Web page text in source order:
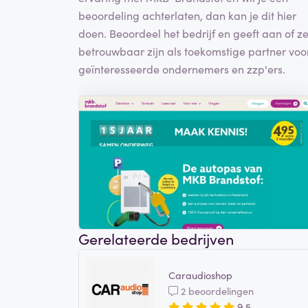
beoordeling achterlaten, dan kan je dit hier
doen. Beoordeel het bedrijf en geeft aan of ze
betrouwbaar zijn als toekomstige partner
geïnteresseerde ondernemers en zzp'ers.
Gerelateerde bedrijven
Caraudioshop
2 beoordelingen